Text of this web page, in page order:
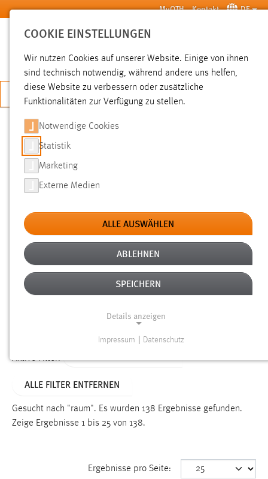
Zum Hauptinhalt springen MyOTH Kontakt DE
SUCHE
JETZT BEWERBEN
SUCHE
FILTER
Typ
Erstellungsdatum
Alter
Aktive Filter:
ALLE FILTER ENTFERNEN
Gesucht nach "raum". Es wurden 138 Ergebnisse gefunden.
Zeige Ergebnisse 1 bis 25 von 138.
Ergebnisse pro Seite:
COOKIE EINSTELLUNGEN
Wir nutzen Cookies auf unserer Website. Einige von ihnen
sind technisch notwendig, während andere uns helfen,
diese Website zu verbessern oder zusätzliche
Funktionalitäten zur Verfügung zu stellen.
Notwendige Cookies
Statistik
Marketing
Externe Medien
ALLE AUSWÄHLEN
ABLEHNEN
SPEICHERN
Details anzeigen
Funktionen und sind für die einwandfreie Funktion der
Einverständnis
cookie_consent
Impressum Datenschutz